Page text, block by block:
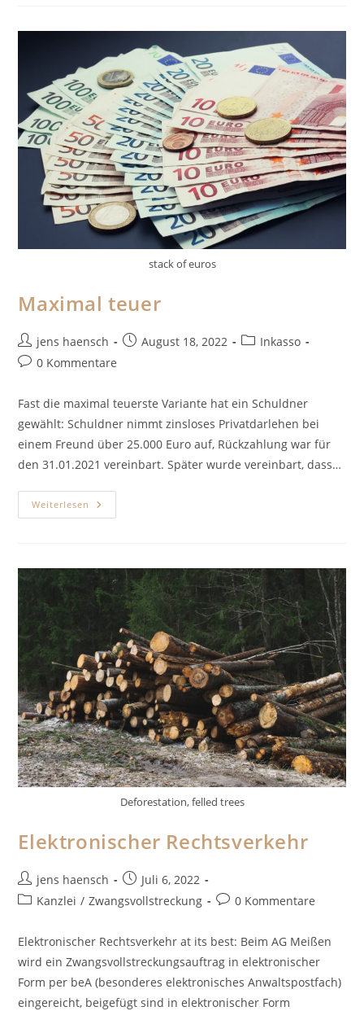
Zu
stack of euros
Maximal teuer
Beitrags-
Autor:
jens haensch
BeitragAugust 18, 2022
Beitrags-
Inkasso
Beitrags-
0 Kommentare
Fast die maximal teuerste Variante hat ein Schuldner
gewählt: Schuldner nimmt zinsloses Privatdarlehen bei
einem Freund über 25.000 Euro auf, Rückzahlung war für
den 31.01.2021 vereinbart. Später wurde vereinbart, dass…
Weiterlesen Maximal
Teuer
Deforestation, felled trees
Elektronischer Rechtsverkehr
Beitrags-
Autor:
jens haensch
Beitrag
veröffentlicht:
Juli 6, 2022
Beitrags-
Kanzlei / Zwangsvollstreckung
Beitrags-
0 Kommentare
Elektronischer Rechtsverkehr at its best: Beim AG Meißen
wird ein Zwangsvollstreckungsauftrag in elektronischer
Form per beA (besonderes elektronisches Anwaltspostfach)
eingereicht, beigefügt sind in elektronischer Form